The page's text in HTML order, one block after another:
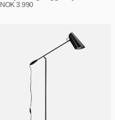
NOK3.990